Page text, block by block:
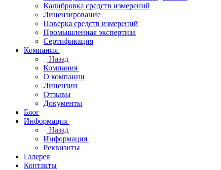
Калибровка средств измерений
Лицензирование
Поверка средств измерений
Промышленная экспертиза
Сертификация
Компания
Назад
Компания
О компании
Лицензии
Отзывы
Документы
Блог
Информация
Назад
Информация
Реквизиты
Галерея
Контакты